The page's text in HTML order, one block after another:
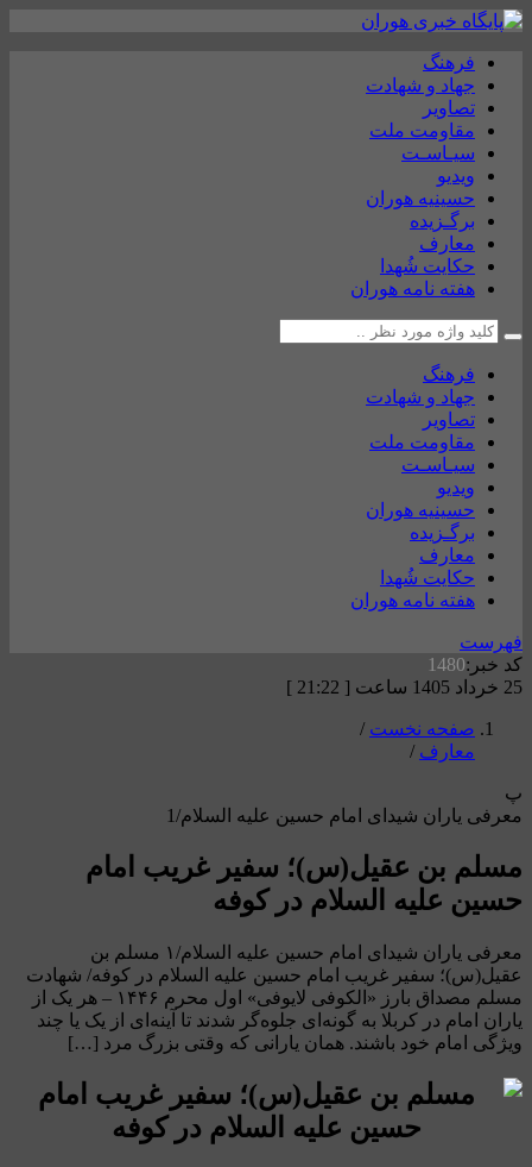
فرهنگ
جهاد و شهادت
تصاویر
مقاومت ملت
سیـاسـت
ویدیو
حسینیه هوران
برگـزیده
معارف
حکایت شُهدا
هفته نامه هوران
فرهنگ
جهاد و شهادت
تصاویر
مقاومت ملت
سیـاسـت
ویدیو
حسینیه هوران
برگـزیده
معارف
حکایت شُهدا
هفته نامه هوران
فهرست
کد خبر:1480
25 خرداد 1405 ساعت [ 21:22 ]
صفحه نخست /
معارف /
پ
معرفی یاران شیدای امام حسین علیه السلام/1
مسلم بن عقیل(س)؛ سفیر غریب امام
حسین علیه السلام در کوفه
معرفی یاران شیدای امام حسین علیه السلام/۱ مسلم بن
عقیل(س)؛ سفیر غریب امام حسین علیه السلام در کوفه/ شهادت
مسلم مصداق بارز «الکوفی لایوفی» اول محرم ۱۴۴۶ – هر یک از
یاران امام در کربلا به گونه‌ای جلوه‌گر شدند تا آینه‌ای از یک یا چند
ویژگی امام خود باشند. همان یارانی که وقتی بزرگ مرد […]